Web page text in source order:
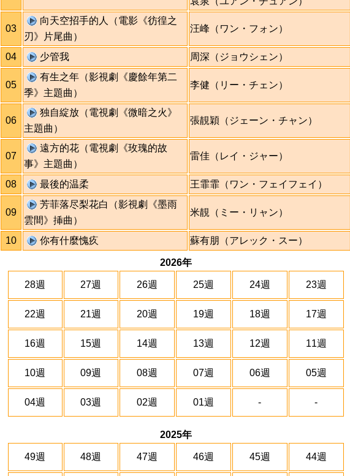
03
向天空招手的人（電影《彷徨之
刃》片尾曲）
汪峰（ワン・フォン）
04 少管我 周深（ジョウシェン）
05
有生之年（影視劇《慶餘年第二
季》主題曲）
李健（リー・チェン）
06
独自綻放（電視劇《微暗之火》
主題曲）
張靚穎（ジェーン・チャン）
07
遠方的花（電視劇《玫瑰的故
事》主題曲）
雷佳（レイ・ジャー）
08 最後的温柔 王霏霏（ワン・フェイフェイ）
09
芳菲落尽梨花白（影視劇《墨雨
雲間》挿曲）
米靚（ミー・リャン）
10 你有什麼愧疚 蘇有朋（アレック・スー）
2026年
28週 27週 26週 25週 24週 23週
22週 21週 20週 19週 18週 17週
16週 15週 14週 13週 12週 11週
10週 09週 08週 07週 06週 05週
04週 03週 02週 01週 - -
2025年
49週 48週 47週 46週 45週 44週